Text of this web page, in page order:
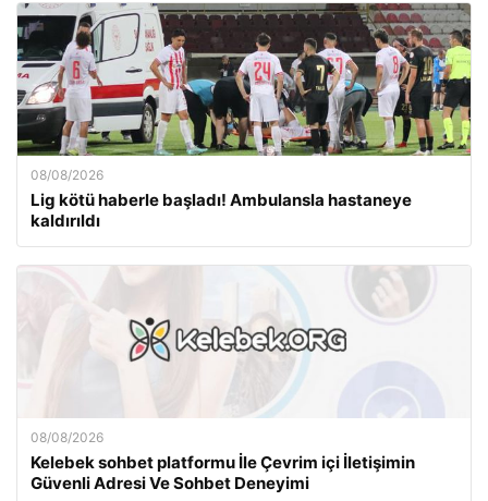
08/08/2026
Lig kötü haberle başladı! Ambulansla hastaneye
kaldırıldı
08/08/2026
Kelebek sohbet platformu İle Çevrim içi İletişimin
Güvenli Adresi Ve Sohbet Deneyimi